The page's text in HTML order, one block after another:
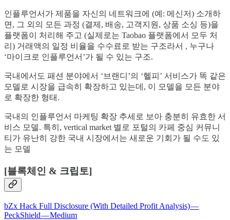
인플루언서가 제품을 자신의 네트워크에 (예: 메신저) 소개하
면, 그 외의 모든 과정 (결제, 배송, 고객지원, 상품 소싱 등)을
플랫폼이 처리해 주고 (실제로는 Taobao 플랫폼에서 모두 처
리) 거래액의 일정 비율을 수수료로 받는 구조라서 , 누구나
‘마이크로 인플루언서’가 될 수 있는 구조.
국내에서도 패션 분야에서 ‘브랜디’의 ‘헬피’ 서비스가 똑 같은
모델로 시장을 급속히 확장하고 있는데, 이 모델을 모든 분야
로 확장한 형태.
국내의 인플루언서 마케팅 확장 추세로 보아 충분히 유효한 서
비스 모델. 특히, vertical market 별로 포털의 카페 중심 커뮤니
티가 유난히 강한 국내 시장에서는 새로운 기회가 될 수도 있
는 모델
[블록체인 & 크립토]
bZx Hack Full Disclosure (With Detailed Profit Analysis) —
PeckShield — Medium